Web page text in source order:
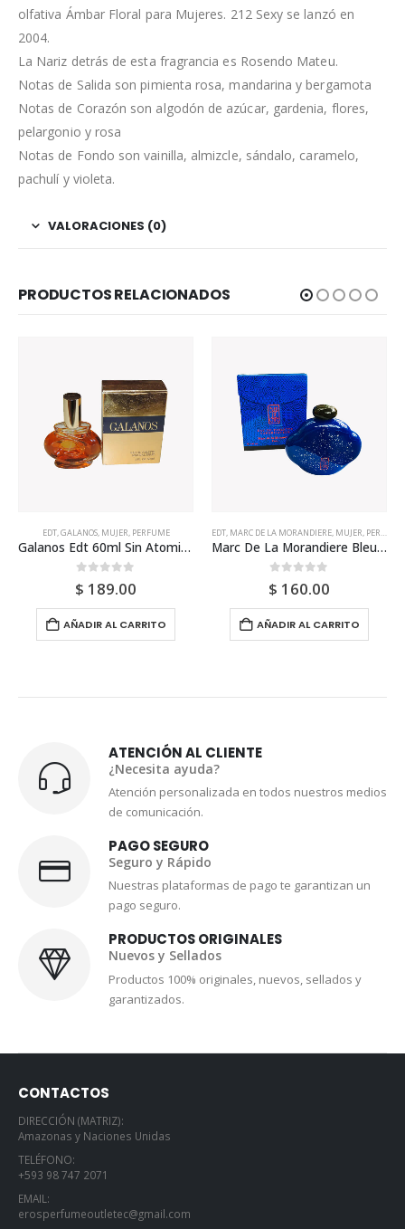
olfativa Ámbar Floral para Mujeres. 212 Sexy se lanzó en
2004.
La Nariz detrás de esta fragrancia es Rosendo Mateu.
Notas de Salida son pimienta rosa, mandarina y bergamota
Notas de Corazón son algodón de azúcar, gardenia, flores,
pelargonio y rosa
Notas de Fondo son vainilla, almizcle, sándalo, caramelo,
pachulí y violeta.
VALORACIONES (0)
PRODUCTOS RELACIONADOS
EDT, GALANOS, MUJER PERFUME
Galanos Edt 60ml Sin Atomizador Para Mujer
0 out of 5
$ 189.00
AÑADIR AL CARRITO
EDT MARC DE LA MORANDIERE MUJER PERFUME
Marc De La Morandiere Bleu De Chine Edt 100ml Para Mujer
0 out of 5
$ 160.00
AÑADIR AL CARRITO
ATENCIÓN AL CLIENTE
¿Necesita ayuda?
Atención personalizada en todos nuestros medios
de comunicación.
PAGO SEGURO
Seguro y Rápido
Nuestras plataformas de pago te garantizan un
pago seguro.
PRODUCTOS ORIGINALES
Nuevos y Sellados
Productos 100% originales, nuevos, sellados y
garantizados.
CONTACTOS
DIRECCIÓN (MATRIZ):
Amazonas y Naciones Unidas
TELÉFONO:
+593 98 747 2071
EMAIL:
erosperfumeoutletec@gmail.com